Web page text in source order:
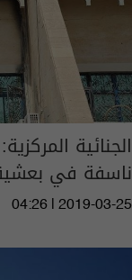
الجنائية
ناسفة في
04:26 | 2019-03-25